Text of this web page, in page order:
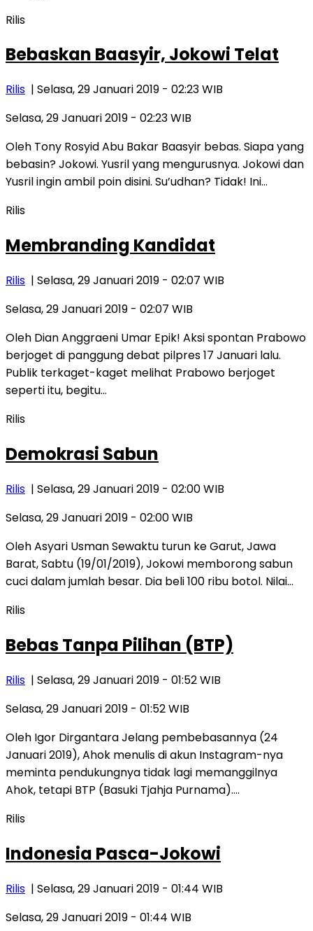
Rilis
Bebaskan Baasyir, Jokowi Telat
Rilis | Selasa, 29 Januari 2019 - 02:23 WIB
Selasa, 29 Januari 2019 - 02:23 WIB
Oleh Tony Rosyid Abu Bakar Baasyir bebas. Siapa yang
bebasin? Jokowi. Yusril yang mengurusnya. Jokowi dan
Yusril ingin ambil poin disini. Su’udhan? Tidak! Ini…
Rilis
Membranding Kandidat
Rilis | Selasa, 29 Januari 2019 - 02:07 WIB
Selasa, 29 Januari 2019 - 02:07 WIB
Oleh Dian Anggraeni Umar Epik! Aksi spontan Prabowo
berjoget di panggung debat pilpres 17 Januari lalu.
Publik terkaget-kaget melihat Prabowo berjoget
seperti itu, begitu…
Rilis
Demokrasi Sabun
Rilis | Selasa, 29 Januari 2019 - 02:00 WIB
Selasa, 29 Januari 2019 - 02:00 WIB
Oleh Asyari Usman Sewaktu turun ke Garut, Jawa
Barat, Sabtu (19/01/2019), Jokowi memborong sabun
cuci dalam jumlah besar. Dia beli 100 ribu botol. Nilai…
Rilis
Bebas Tanpa Pilihan (BTP)
Rilis | Selasa, 29 Januari 2019 - 01:52 WIB
Selasa, 29 Januari 2019 - 01:52 WIB
Oleh Igor Dirgantara Jelang pembebasannya (24
Januari 2019), Ahok menulis di akun Instagram-nya
meminta pendukungnya tidak lagi memanggilnya
Ahok, tetapi BTP (Basuki Tjahja Purnama)….
Rilis
Indonesia Pasca-Jokowi
Rilis | Selasa, 29 Januari 2019 - 01:44 WIB
Selasa, 29 Januari 2019 - 01:44 WIB